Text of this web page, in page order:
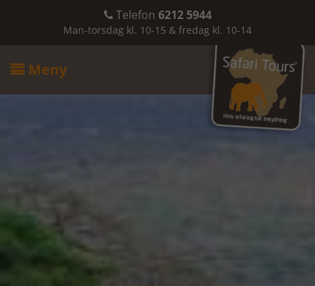
Telefon 6212 5944
Man-torsdag kl. 10-15 & fredag kl. 10-14
 Meny